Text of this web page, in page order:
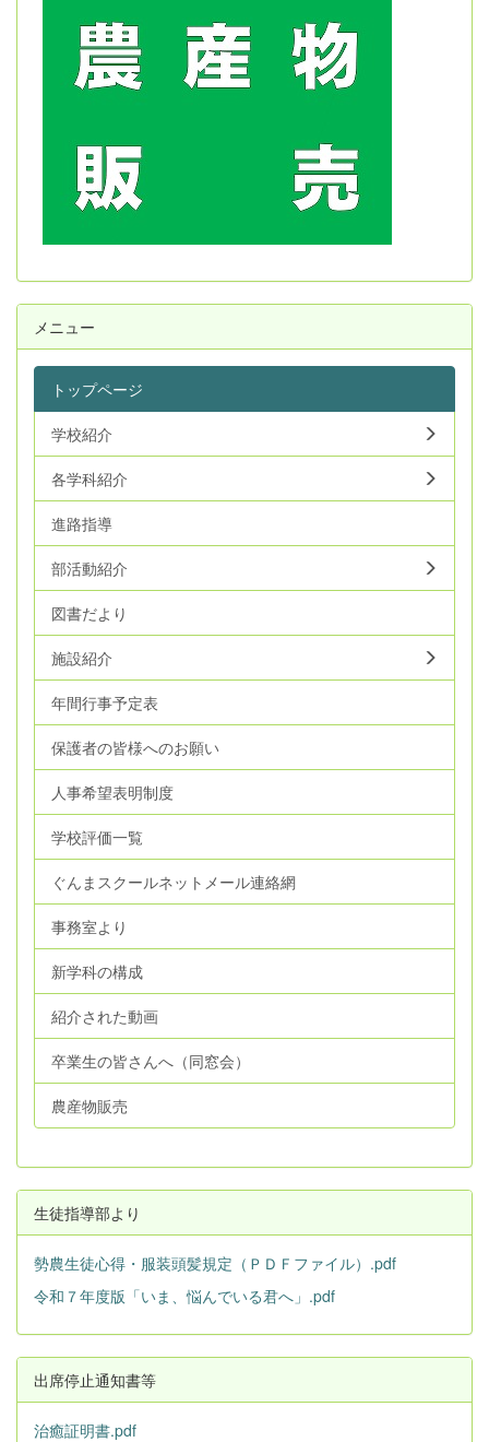
メニュー
トップページ
学校紹介
各学科紹介
進路指導
部活動紹介
図書だより
施設紹介
年間行事予定表
保護者の皆様へのお願い
人事希望表明制度
学校評価一覧
ぐんまスクールネットメール連絡網
事務室より
新学科の構成
紹介された動画
卒業生の皆さんへ（同窓会）
農産物販売
生徒指導部より
勢農生徒心得・服装頭髪規定（ＰＤＦファイル）.pdf
令和７年度版「いま、悩んでいる君へ」.pdf
出席停止通知書等
治癒証明書.pdf